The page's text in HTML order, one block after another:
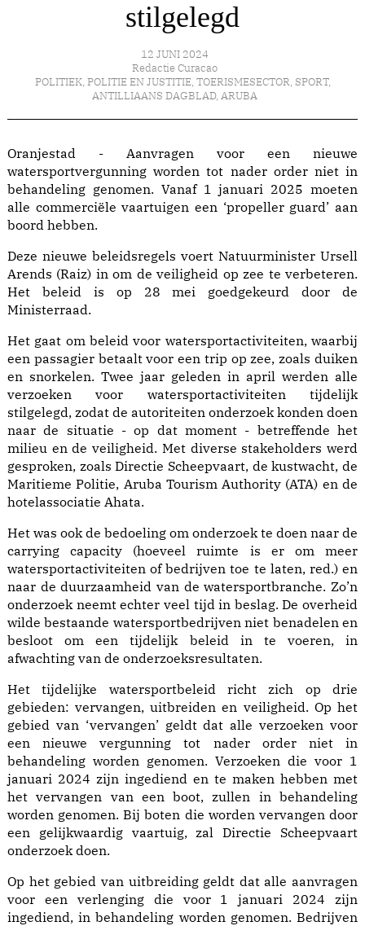
stilgelegd
12 JUNI 2024
Redactie Curacao
POLITIEK, POLITIE EN JUSTITIE, TOERISMESECTOR, SPORT,
ANTILLIAANS DAGBLAD, ARUBA
Oranjestad - Aanvragen voor een nieuwe
watersportvergunning worden tot nader order niet in
behandeling genomen. Vanaf 1 januari 2025 moeten
alle commerciële vaartuigen een ‘propeller guard’ aan
boord hebben.
Deze nieuwe beleidsregels voert Natuurminister Ursell
Arends (Raiz) in om de veiligheid op zee te verbeteren.
Het beleid is op 28 mei goedgekeurd door de
Ministerraad.
Het gaat om beleid voor watersportactiviteiten, waarbij
een passagier betaalt voor een trip op zee, zoals duiken
en snorkelen. Twee jaar geleden in april werden alle
verzoeken voor watersportactiviteiten tijdelijk
stilgelegd, zodat de autoriteiten onderzoek konden doen
naar de situatie - op dat moment - betreffende het
milieu en de veiligheid. Met diverse stakeholders werd
gesproken, zoals Directie Scheepvaart, de kustwacht, de
Maritieme Politie, Aruba Tourism Authority (ATA) en de
hotelassociatie Ahata.
Het was ook de bedoeling om onderzoek te doen naar de
carrying capacity (hoeveel ruimte is er om meer
watersportactiviteiten of bedrijven toe te laten, red.) en
naar de duurzaamheid van de watersportbranche. Zo’n
onderzoek neemt echter veel tijd in beslag. De overheid
wilde bestaande watersportbedrijven niet benadelen en
besloot om een tijdelijk beleid in te voeren, in
afwachting van de onderzoeksresultaten.
Het tijdelijke watersportbeleid richt zich op drie
gebieden: vervangen, uitbreiden en veiligheid. Op het
gebied van ‘vervangen’ geldt dat alle verzoeken voor
een nieuwe vergunning tot nader order niet in
behandeling worden genomen. Verzoeken die voor 1
januari 2024 zijn ingediend en te maken hebben met
het vervangen van een boot, zullen in behandeling
worden genomen. Bij boten die worden vervangen door
een gelijkwaardig vaartuig, zal Directie Scheepvaart
onderzoek doen.
Op het gebied van uitbreiding geldt dat alle aanvragen
voor een verlenging die voor 1 januari 2024 zijn
ingediend, in behandeling worden genomen. Bedrijven